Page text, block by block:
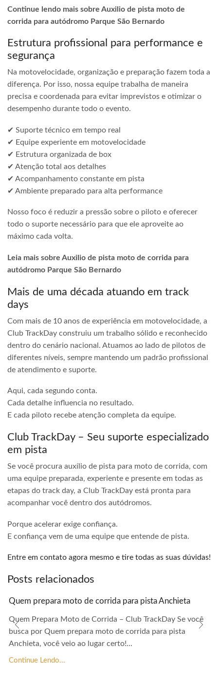
Continue lendo mais sobre Auxilio de pista moto de
corrida para autódromo Parque São Bernardo
Estrutura profissional para performance e
segurança
Na motovelocidade, organização e preparação fazem toda a
diferença. Por isso, nossa equipe trabalha de maneira
precisa e coordenada para evitar imprevistos e otimizar o
desempenho durante todo o evento.
✔ Suporte técnico em tempo real
✔ Equipe experiente em motovelocidade
✔ Estrutura organizada de box
✔ Atenção total aos detalhes
✔ Acompanhamento constante em pista
✔ Ambiente preparado para alta performance
Nosso foco é reduzir a pressão sobre o piloto e oferecer
todo o suporte necessário para que ele aproveite ao
máximo cada volta.
Leia mais sobre Auxilio de pista moto de corrida para
autódromo Parque São Bernardo
Mais de uma década atuando em track
days
Com mais de 10 anos de experiência em motovelocidade, a
Club TrackDay construiu um trabalho sólido e reconhecido
dentro do cenário nacional. Atuamos ao lado de pilotos de
diferentes níveis, sempre mantendo um padrão profissional
de atendimento e suporte.
Aqui, cada segundo conta.
Cada detalhe influencia no resultado.
E cada piloto recebe atenção completa da equipe.
Club TrackDay – Seu suporte especializado
em pista
Se você procura auxílio de pista para moto de corrida, com
uma equipe preparada, experiente e presente em todas as
etapas do track day, a Club TrackDay está pronta para
acompanhar você dentro dos autódromos.
Porque acelerar exige confiança.
E confiança vem de uma equipe que entende de pista.
Entre em contato agora mesmo e tire todas as suas dúvidas!
Posts relacionados
Quem prepara moto de corrida para pista Anchieta
Quem Prepara Moto de Corrida – Club TrackDay Se você
busca por Quem prepara moto de corrida para pista
Anchieta, você veio ao lugar certo!...
Continue Lendo...